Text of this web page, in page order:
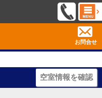
お問合せ
空室情報を確認